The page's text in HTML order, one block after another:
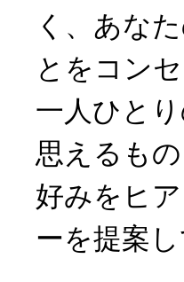
く、あな
とをコン
一人ひと
思えるも
好みをヒ
ーを提案し